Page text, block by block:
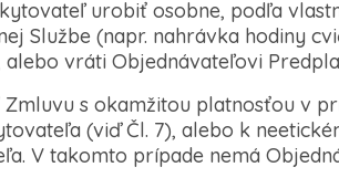
urobiť osobne, podľa
Službe (napr. nahrávka hodiny
vráti Objednávateľovi
s okamžitou platnosťou v
(viď Čl. 7), alebo k
V takomto prípade nemá